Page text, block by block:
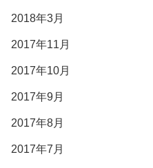
2018年3月
2017年11月
2017年10月
2017年9月
2017年8月
2017年7月